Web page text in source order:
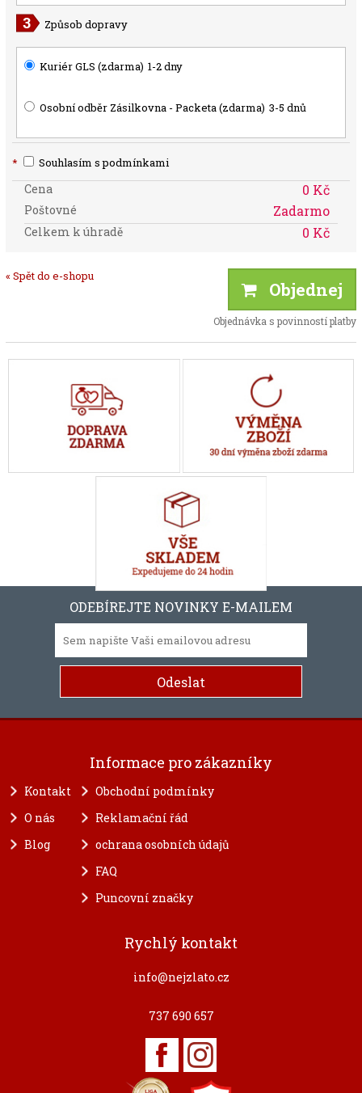
Způsob dopravy
Kuriér GLS (zdarma) 1-2 dny
Osobní odběr Zásilkovna - Packeta (zdarma) 3-5 dnů
* Souhlasím s podmínkami
Cena 0 Kč
Poštovné Zadarmo
Celkem k úhradě 0 Kč
« Spět do e-shopu
Objednej
Objednávka s povinností platby
ODEBÍREJTE NOVINKY E-MAILEM
Informace pro zákazníky
Kontakt
O nás
Blog
Obchodní podmínky
Reklamační řád
ochrana osobních údajů
FAQ
Puncovní značky
Rychlý kontakt
info@nejzlato.cz
737 690 657